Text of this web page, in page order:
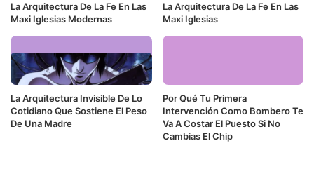
La Arquitectura De La Fe En Las
Maxi Iglesias Modernas
La Arquitectura De La Fe En Las
Maxi Iglesias
La Arquitectura Invisible De Lo
Cotidiano Que Sostiene El Peso
De Una Madre
Por Qué Tu Primera
Intervención Como Bombero Te
Va A Costar El Puesto Si No
Cambias El Chip